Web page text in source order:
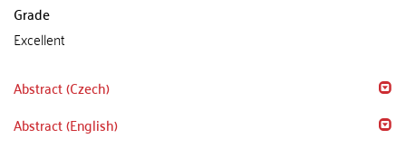
Grade
Excellent
Abstract (Czech)
Abstract (English)